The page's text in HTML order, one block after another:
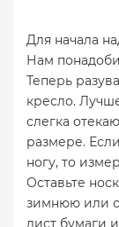
Для начала
Нам
Теперь
кресло.
слегка
размере.
ногу, то
Оставьте
зимнюю или
лист бумаги